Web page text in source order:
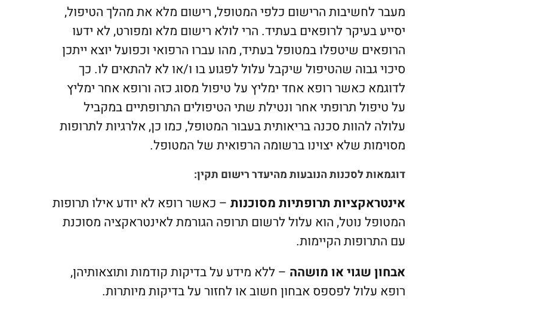
מעבר לחשיבות הרישום כלפי המטופל, רישום מלא את מהלך הטיפול,
יסייע בעיקר לרופאים בעתיד. הרי לולא רישום מלא ומפורט, לא ידעו
הרופאים שיטפלו במטופל בעתיד, מהו עברו הרפואי וכפועל יוצא ייתכן
סיכוי גבוה שהטיפול שיקבל עלול לפגוע בו ו/או לא להתאים לו. כך
לדוגמא כאשר רופא אחד ימליץ על טיפול מסוג כזה ורופא אחר ימליץ
על טיפול תרופתי אחר ונטילת שתי הטיפולים התרופתיים במקביל
עלולה להוות סכנה בריאותית בעבור המטופל, כמו כן, אלרגיות לתרופות
מסוימות שלא יצוינו ברשומה הרפואית של המטופל.
דוגמאות לסכנות הנובעות מהיעדר רישום תקין:
אינטראקציות תרופתיות מסוכנות – כאשר רופא לא יודע אילו תרופות
המטופל נוטל, הוא עלול לרשום תרופה הגורמת לאינטראקציה מסוכנת
עם התרופות הקיימות.
אבחון שגוי או מושהה – ללא מידע על בדיקות קודמות ותוצאותיהן,
רופא עלול לפספס אבחון חשוב או לחזור על בדיקות מיותרות.